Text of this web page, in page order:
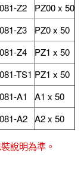
Z2
PZ00 x 50
Z3
PZ0 x 50
Z4
PZ1 x 50
TS1 PZ1 x 50
A1
A1 x 50
A2 A2 x 50
說明為準。